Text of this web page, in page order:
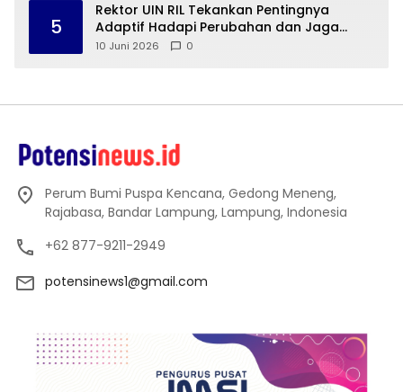
5
Rektor UIN RIL Tekankan Pentingnya
Adaptif Hadapi Perubahan dan Jaga
Mutu Pendidikan Tinggi
10 Juni 2026 0
Perum Bumi Puspa Kencana, Gedong Meneng,
Rajabasa, Bandar Lampung, Lampung, Indonesia
+62 877-9211-2949
potensinews1@gmail.com